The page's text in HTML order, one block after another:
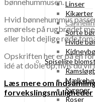
Linser
Kikærter
Sorte
Hvide
Spiselige
Syrener
Roser
Hvid bønnehummus
smørelse på rugbrødet
eller blot dejlige røde
Opskriften her er på en
idé at doble op, hvis du vil
Læs mere om
forvekslingsmuligheder